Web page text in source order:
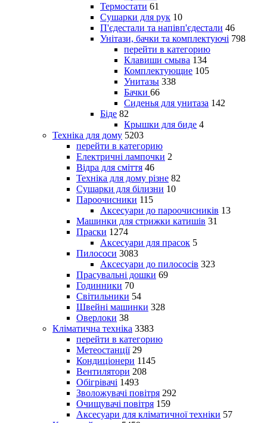
Термостати 61
Сушарки для рук 10
П'єдестали та напівп'єдестали 46
Унітази, бачки та комплектуючі 798
перейти в категорию
Клавиши смыва 134
Комплектующие 105
Унитазы 338
Бачки 66
Сиденья для унитаза 142
Біде 82
Крышки для биде 4
Техніка для дому 5203
перейти в категорию
Електричні лампочки 2
Відра для сміття 46
Техніка для дому різне 82
Сушарки для білизни 10
Пароочисники 115
Аксесуари до пароочисників 13
Машинки для стрижки катишів 31
Праски 1274
Аксесуари для прасок 5
Пилососи 3083
Аксесуари до пилососів 323
Прасувальні дошки 69
Годинники 70
Світильники 54
Швейні машинки 328
Оверлоки 38
Кліматична техніка 3383
перейти в категорию
Метеостанції 29
Кондиціонери 1145
Вентилятори 208
Обігрівачі 1493
Зволожувачі повітря 292
Очищувачі повітря 159
Аксесуари для кліматичної техніки 57